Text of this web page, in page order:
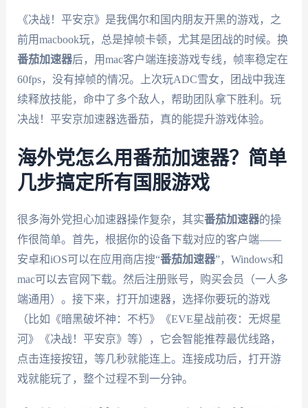
《决战！平安京》是我偶尔和国内朋友开黑的游戏，之
前用macbook玩，总是掉帧卡顿，尤其是团战的时候。换
番茄加速器后，用mac客户端连接游戏专线，帧率稳定在
60fps，没有掉帧的情况。上次玩ADC雪女，团战中我连
续释放技能，命中了多个敌人，帮助团队拿下胜利。玩
决战！平安京加速器选番茄，真的能提升游戏体验。
海外党怎么用番茄加速器？简单
几步搞定所有国服游戏
很多海外党担心加速器操作复杂，其实番茄加速器的操
作很简单。首先，根据你的设备下载对应的客户端——
安卓和iOS可以在应用商店搜“番茄加速器”，Windows和
mac可以去官网下载。然后注册账号，购买会员（一人多
端通用）。接下来，打开加速器，选择你要玩的游戏
（比如《暗黑破坏神：不朽》《EVE星战前夜：无烬星
河》《决战！平安京》等），它会智能推荐最优线路，
点击连接按钮，等几秒就能连上。连接成功后，打开游
戏就能玩了，整个过程不到一分钟。